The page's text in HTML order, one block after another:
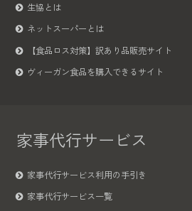
生協とは
ネットスーパーとは
【食品ロス対策】訳あり品販売サイト
ヴィーガン食品を購入できるサイト
家事代行サービス
家事代行サービス利用の手引き
家事代行サービス一覧